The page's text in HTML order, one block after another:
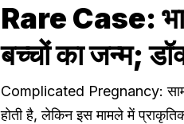
Rare Case:
बच्चों का जन्म;
Complicated Pregnancy:
होती है, लेकिन इस मामले में